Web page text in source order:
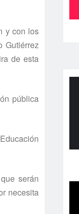
y con los
Gutiérrez
de esta
pública
serán
necesita